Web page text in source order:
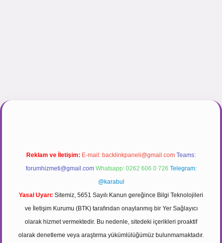
Reklam ve İletişim: E-mail: backlinkpaneli@gmail.com Teams:
forumhizmeti@gmail.com Whatsapp: 0262 606 0 726 Telegram:
@karabul
Yasal Uyarı: Sitemiz, 5651 Sayılı Kanun gereğince Bilgi Teknolojileri
ve İletişim Kurumu (BTK) tarafından onaylanmış bir Yer Sağlayıcı
olarak hizmet vermektedir. Bu nedenle, sitedeki içerikleri proaktif
olarak denetleme veya araştırma yükümlülüğümüz bulunmamaktadır.